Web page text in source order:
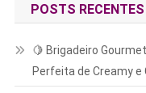
POSTS RECENTES
🍋 Brigadeiro
Perfeita de Creamy e